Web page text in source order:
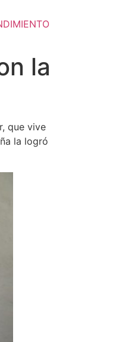
la
que vive
la logró